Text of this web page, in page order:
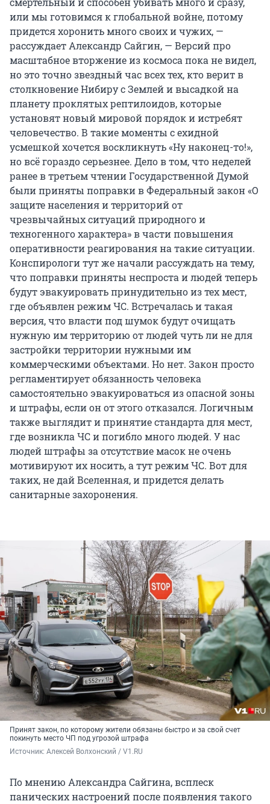
или мы готовимся к глобальной войне, потому
придется хоронить много своих и чужих, —
рассуждает Александр Сайгин, — Версий про
масштабное вторжение из космоса пока не видел,
но это точно звездный час всех тех, кто верит в
столкновение Нибиру с Землей и высадкой на
планету проклятых рептилоидов, которые
установят новый мировой порядок и истребят
человечество. В такие моменты с ехидной
усмешкой хочется воскликнуть «Ну наконец-то!»,
но всё гораздо серьезнее. Дело в том, что неделей
ранее в третьем чтении Государственной Думой
были приняты поправки в Федеральный закон «О
защите населения и территорий от
чрезвычайных ситуаций природного и
техногенного характера» в части повышения
оперативности реагирования на такие ситуации.
Конспирологи тут же начали рассуждать на тему,
что поправки приняты неспроста и людей теперь
будут эвакуировать принудительно из тех мест,
где объявлен режим ЧС. Встречалась и такая
версия, что власти под шумок будут очищать
нужную им территорию от людей чуть ли не для
застройки территории нужными им
коммерческими объектами. Но нет. Закон просто
регламентирует обязанность человека
самостоятельно эвакуироваться из опасной зоны
и штрафы, если он от этого отказался. Логичным
также выглядит и принятие стандарта для мест,
где возникла ЧС и погибло много людей. У нас
людей штрафы за отсутствие масок не очень
мотивируют их носить, а тут режим ЧС. Вот для
таких, не дай Вселенная, и придется делать
санитарные захоронения.
Принят закон, по которому жители обязаны быстро и за свой счет
покинуть место ЧП под угрозой штрафа
Источник: Алексей Волхонский / V1.RU
По мнению Александра Сайгина, всплеск
панических настроений после появления такого